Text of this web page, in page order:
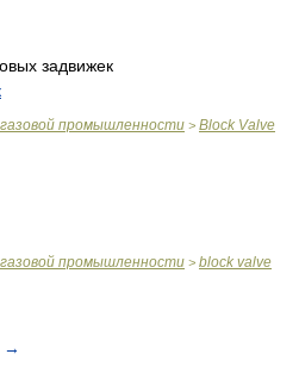
задвижек
промышленности > Block Valve
промышленности > block valve
→